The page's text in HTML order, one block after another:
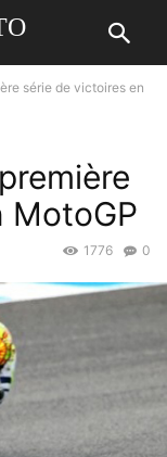
série de victoires en
MotoGP
0
1776